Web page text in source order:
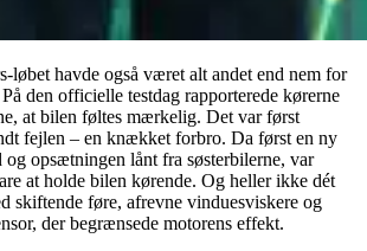
løbet havde også været alt andet end nem for
den officielle testdag rapporterede kørerne
at bilen føltes mærkelig. Det var først
fejlen – en knækket forbro. Da først en ny
og opsætningen lånt fra søsterbilerne, var
at holde bilen kørende. Og heller ikke dét
skiftende føre, afrevne vinduesviskere og
der begrænsede motorens effekt.